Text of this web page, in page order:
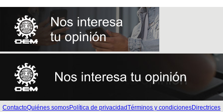
ContactoQuiénes somosPolítica de privacidadTérminos y condicionesDirectrices